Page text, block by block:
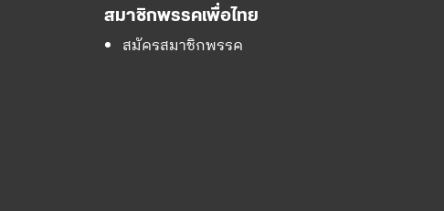
สมาชิกพรรคเพื่อไทย
สมัครสมาชิกพรรค